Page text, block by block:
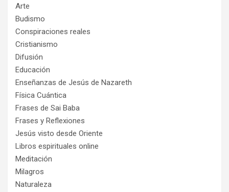
Arte
Budismo
Conspiraciones reales
Cristianismo
Difusión
Educación
Enseñanzas de Jesús de Nazareth
Física Cuántica
Frases de Sai Baba
Frases y Reflexiones
Jesús visto desde Oriente
Libros espirituales online
Meditación
Milagros
Naturaleza